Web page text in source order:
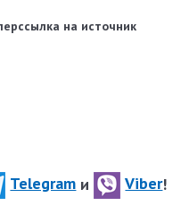
на источник
Telegram и Viber!